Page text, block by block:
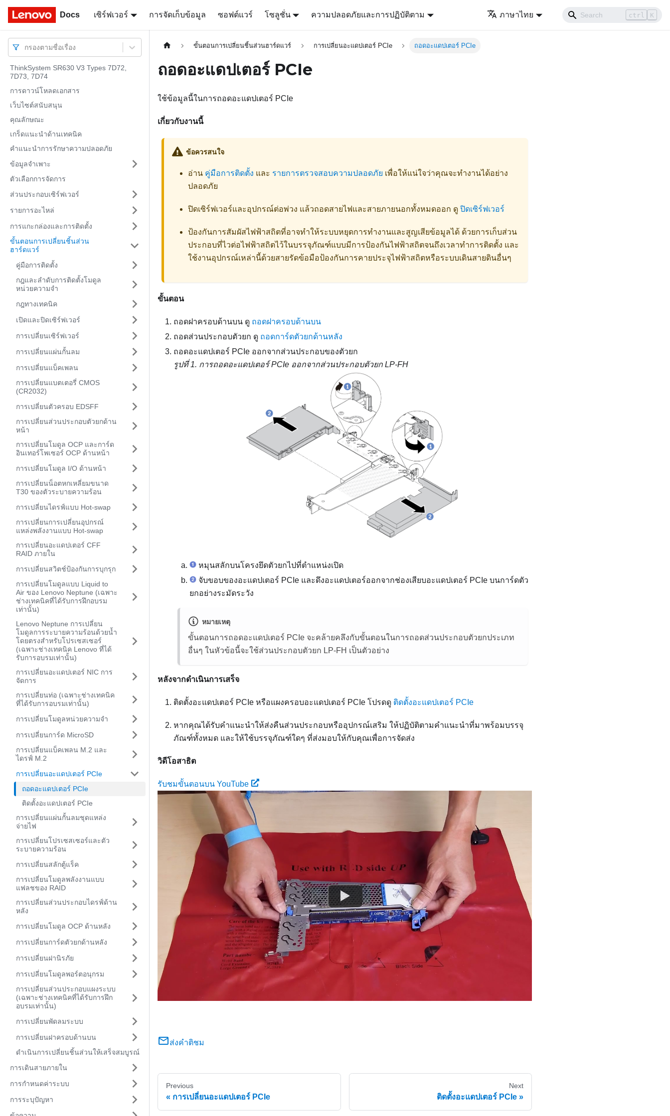
Docs เซิร์ฟเวอร์ การจัดเก็บข้อมูล ซอฟต์แวร์ โซลูชั่น ความปลอดภัยและการปฏิบัติตาม ภาษาไทย ctrl K
Docs
กรองตามชื่อเรื่อง
ThinkSystem SR630 V3 Types 7D72,
7D73, 7D74
การดาวน์โหลดเอกสาร
เว็บไซต์สนับสนุน
คุณลักษณะ
เกร็ดแนะนำด้านเทคนิค
คำแนะนำการรักษาความปลอดภัย
ข้อมูลจำเพาะ
ตัวเลือกการจัดการ
ส่วนประกอบเซิร์ฟเวอร์
รายการอะไหล่
การแกะกล่องและการติดตั้ง
ขั้นตอนการเปลี่ยนชิ้นส่วน
ฮาร์ดแวร์
คู่มือการติดตั้ง
กฎและลำดับการติดตั้งโมดูล
หน่วยความจำ
กฎทางเทคนิค
เปิดและปิดเซิร์ฟเวอร์
การเปลี่ยนเซิร์ฟเวอร์
การเปลี่ยนแผ่นกั้นลม
การเปลี่ยนแบ็คเพลน
การเปลี่ยนแบตเตอรี่ CMOS
(CR2032)
การเปลี่ยนตัวครอบ EDSFF
การเปลี่ยนส่วนประกอบตัวยกด้าน
หน้า
การเปลี่ยนโมดูล OCP และการ์ด
อินเทอร์โพเซอร์ OCP ด้านหน้า
การเปลี่ยนโมดูล I/O ด้านหน้า
การเปลี่ยนน็อตหกเหลี่ยมขนาด
T30 ของตัวระบายความร้อน
การเปลี่ยนไดรฟ์แบบ Hot-swap
การเปลี่ยนการเปลี่ยนอุปกรณ์
แหล่งพลังงานแบบ Hot-swap
การเปลี่ยนอะแดปเตอร์ CFF
RAID ภายใน
การเปลี่ยนสวิตช์ป้องกันการบุกรุก
การเปลี่ยนโมดูลแบบ Liquid to
Air ของ Lenovo Neptune (เฉพาะ
ช่างเทคนิคที่ได้รับการฝึกอบรม
เท่านั้น)
Lenovo Neptune การเปลี่ยน
โมดูลการระบายความร้อนด้วยน้ำ
โดยตรงสำหรับโปรเซสเซอร์
(เฉพาะช่างเทคนิค Lenovo ที่ได้
รับการอบรมเท่านั้น)
การเปลี่ยนอะแดปเตอร์ NIC การ
จัดการ
การเปลี่ยนท่อ (เฉพาะช่างเทคนิค
ที่ได้รับการอบรมเท่านั้น)
การเปลี่ยนโมดูลหน่วยความจำ
การเปลี่ยนการ์ด MicroSD
การเปลี่ยนแบ็คเพลน M.2 และ
ไดรฟ์ M.2
การเปลี่ยนอะแดปเตอร์ PCIe
ถอดอะแดปเตอร์ PCIe
ติดตั้งอะแดปเตอร์ PCIe
การเปลี่ยนแผ่นกั้นลมชุดแหล่ง
จ่ายไฟ
การเปลี่ยนโปรเซสเซอร์และตัว
ระบายความร้อน
การเปลี่ยนสลักตู้แร็ค
การเปลี่ยนโมดูลพลังงานแบบ
แฟลชของ RAID
การเปลี่ยนส่วนประกอบไดรฟ์ด้าน
หลัง
การเปลี่ยนโมดูล OCP ด้านหลัง
การเปลี่ยนการ์ดตัวยกด้านหลัง
การเปลี่ยนฝานิรภัย
การเปลี่ยนโมดูลพอร์ตอนุกรม
การเปลี่ยนส่วนประกอบแผงระบบ
(เฉพาะช่างเทคนิคที่ได้รับการฝึก
อบรมเท่านั้น)
การเปลี่ยนพัดลมระบบ
การเปลี่ยนฝาครอบด้านบน
ดำเนินการเปลี่ยนชิ้นส่วนให้เสร็จสมบูรณ์
การเดินสายภายใน
การกำหนดค่าระบบ
การระบุปัญหา
ขั้นตอนการเปลี่ยนชิ้นส่วนฮาร์ดแวร์ การเปลี่ยนอะแดปเตอร์ PCIe ถอดอะแดปเตอร์ PCIe
ถอดอะแดปเตอร์ PCIe
ใช้ข้อมูลนี้ในการถอดอะแดปเตอร์ PCIe
เกี่ยวกับงานนี้
ข้อควรสนใจ
อ่าน คู่มือการติดตั้ง และ รายการตรวจสอบความปลอดภัย เพื่อให้แน่ใจว่าคุณจะทำงานได้อย่าง
ปลอดภัย
ปิดเซิร์ฟเวอร์และอุปกรณ์ต่อพ่วง แล้วถอดสายไฟและสายภายนอกทั้งหมดออก ดู ปิดเซิร์ฟเวอร์
ป้องกันการสัมผัสไฟฟ้าสถิตที่อาจทำให้ระบบหยุดการทำงานและสูญเสียข้อมูลได้ ด้วยการเก็บส่วน
ประกอบที่ไวต่อไฟฟ้าสถิตไว้ในบรรจุภัณฑ์แบบมีการป้องกันไฟฟ้าสถิตจนถึงเวลาทำการติดตั้ง และ
ใช้งานอุปกรณ์เหล่านี้ด้วยสายรัดข้อมือป้องกันการคายประจุไฟฟ้าสถิตหรือระบบเดินสายดินอื่นๆ
ขั้นตอน
ถอดฝาครอบด้านบน ดู ถอดฝาครอบด้านบน
ถอดส่วนประกอบตัวยก ดู ถอดการ์ดตัวยกด้านหลัง
ถอดอะแดปเตอร์ PCIe ออกจากส่วนประกอบของตัวยก
รูปที่ 1. การถอดอะแดปเตอร์ PCIe ออกจากส่วนประกอบตัวยก LP-FH
หมุนสลักบนโครงยึดตัวยกไปที่ตำแหน่งเปิด
จับขอบของอะแดปเตอร์ PCIe และดึงอะแดปเตอร์ออกจากช่องเสียบอะแดปเตอร์ PCIe บนการ์ดตัว
ยกอย่างระมัดระวัง
หมายเหตุ
ขั้นตอนการถอดอะแดปเตอร์ PCIe จะคล้ายคลึงกับขั้นตอนในการถอดส่วนประกอบตัวยกประเภท
อื่นๆ ในหัวข้อนี้จะใช้ส่วนประกอบตัวยก LP-FH เป็นตัวอย่าง
หลังจากดำเนินการเสร็จ
ติดตั้งอะแดปเตอร์ PCIe หรือแผงครอบอะแดปเตอร์ PCIe โปรดดู ติดตั้งอะแดปเตอร์ PCIe
หากคุณได้รับคำแนะนำให้ส่งคืนส่วนประกอบหรืออุปกรณ์เสริม ให้ปฏิบัติตามคำแนะนำที่มาพร้อมบรรจุ
ภัณฑ์ทั้งหมด และให้ใช้บรรจุภัณฑ์ใดๆ ที่ส่งมอบให้กับคุณเพื่อการจัดส่ง
วิดีโอสาธิต
รับชมขั้นตอนบน YouTube
ส่งคำติชม
Previous
การเปลี่ยนอะแดปเตอร์ PCIe
Next
ติดตั้งอะแดปเตอร์ PCIe